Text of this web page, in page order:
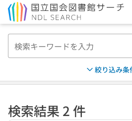
絞り込み条
検索結果 2 件